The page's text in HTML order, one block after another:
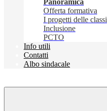
Panoramica
Offerta formativa
I progetti delle classi
Inclusione
PCTO
Info utili
Contatti
Albo sindacale